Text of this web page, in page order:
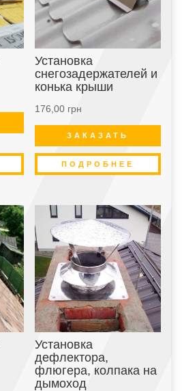
Установка
снегозадержателей и
конька крыши
176,00 грн
ЗАКАЗАТЬ
ПОДРОБНЕЕ
Установка
дефлектора,
флюгера, колпака на
дымоход